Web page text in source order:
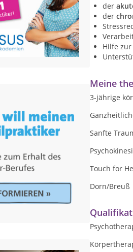
der
der
Hilfe
Meine
3-jährige
Sanfte
Touch for
Dorn/Breuß